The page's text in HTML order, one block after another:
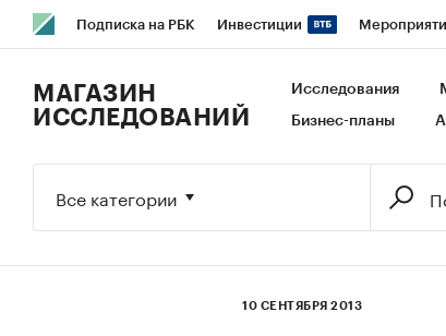
Подписка на РБК Инвестиции
Исследования Кредитные рейтинги Франшизы
МАГАЗИН
ИССЛЕДОВАНИЙ
Исследования
Бизнес-планы
Все категории
10 СЕНТЯБРЯ 2013